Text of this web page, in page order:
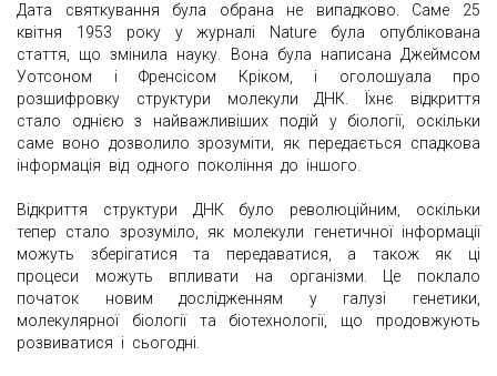
Дата святкування була обрана не випадково. Саме 25
квітня 1953 року у журналі Nature була опублікована
стаття, що змінила науку. Вона була написана Джеймсом
Уотсоном і Френсісом Кріком, і оголошуала про
розшифровку структури молекули ДНК. Їхнє відкриття
стало однією з найважливіших подій у біології, оскільки
саме воно дозволило зрозуміти, як передається спадкова
інформація від одного покоління до іншого.
Відкриття структури ДНК було революційним, оскільки
тепер стало зрозуміло, як молекули генетичної інформації
можуть зберігатися та передаватися, а також як ці
процеси можуть впливати на організми. Це поклало
початок новим дослідженням у галузі генетики,
молекулярної біології та біотехнології, що продовжують
розвиватися і сьогодні.